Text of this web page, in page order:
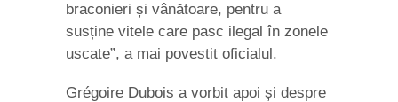
braconieri și vânătoare, pentru a
susține vitele care pasc ilegal în zonele
uscate”, a mai povestit oficialul.
Grégoire Dubois a vorbit apoi și despre